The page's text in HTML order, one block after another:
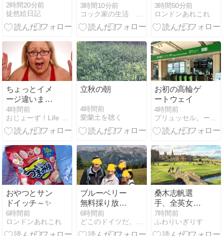
2時間20分前
徒然絵日記
た！
3時間10分前
コック家の生活 in フィレンツェ
3時間50分前
ロンドンあれこれ
ちょっとイメ
ージ違いませ
んか？
4時間前
おじょーず！Life in スイス
立秋の朝
4時間前
愛蘭土を聴く
お初の高輪ゲ
ートウェイ
4時間前
ブリュッセル。ー超私的なブリュッセル・ベルギー案内ー
おやつとサン
ドイッチ～✨
6時間前
ロンドンあれこれ
ブルーベリー
無料採り放題
だったのに
6時間前
どこのドイツだ。ヨーチワだった！
桑木志帆選
手、全英女子
オープン優
勝！イギリス
の夢のゴルフ
7時間前
ふわりいぎりす